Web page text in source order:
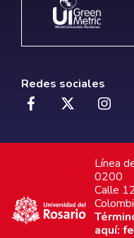
Redes sociales
Línea
0200
Calle
aquí: